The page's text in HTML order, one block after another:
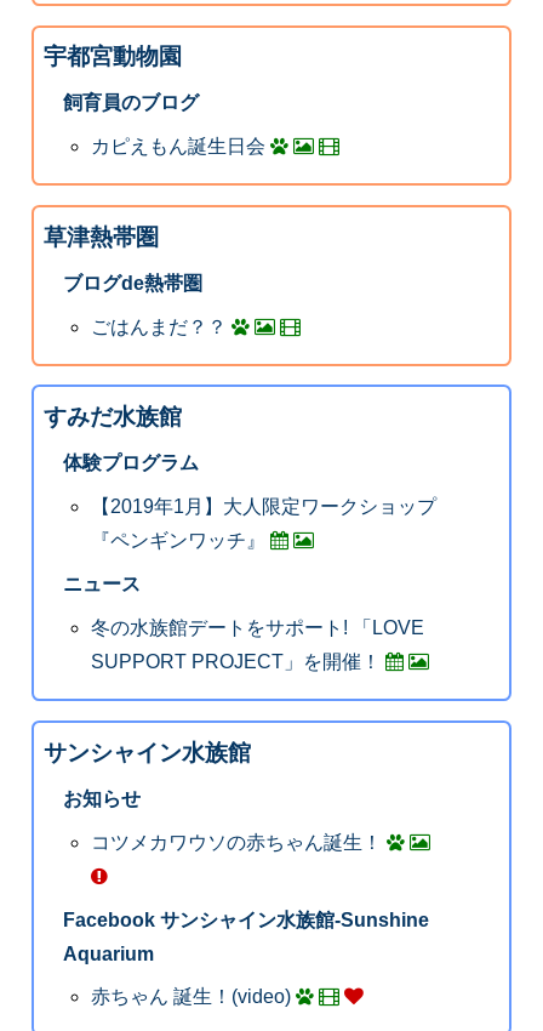
宇都宮動物園
飼育員のブログ
カピえもん誕生日会
草津熱帯圏
ブログde熱帯圏
ごはんまだ？？
すみだ水族館
体験プログラム
【2019年1月】大人限定ワークショップ
『ペンギンワッチ』
ニュース
冬の水族館デートをサポート! 「LOVE
SUPPORT PROJECT」を開催！
サンシャイン水族館
お知らせ
コツメカワウソの赤ちゃん誕生！
Facebook サンシャイン水族館-Sunshine
Aquarium
赤ちゃん 誕生！(video)